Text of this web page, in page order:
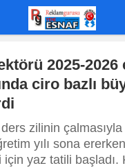
2025-2026
ciro bazlı
zilinin
yılı sona
yaz tatili başladı.